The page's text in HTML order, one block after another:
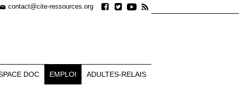
contact@cite-ressources.org
DOC EMPLOI ADULTES-RELAIS